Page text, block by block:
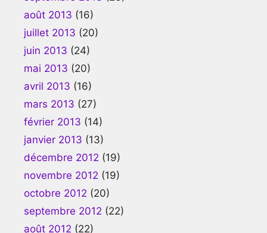
août 2013 (16)
juillet 2013 (20)
juin 2013 (24)
mai 2013 (20)
avril 2013 (16)
mars 2013 (27)
février 2013 (14)
janvier 2013 (13)
décembre 2012 (19)
novembre 2012 (19)
octobre 2012 (20)
septembre 2012 (22)
août 2012 (22)